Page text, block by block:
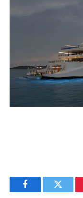
FacebookTwitter